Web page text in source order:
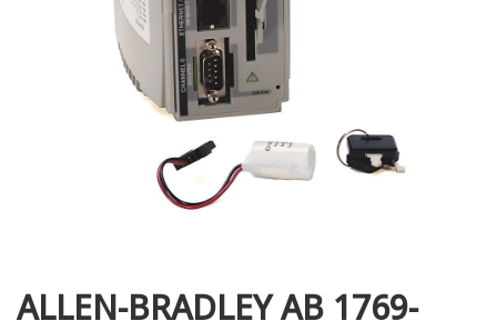
ALLEN-BRADLEY AB 1769-